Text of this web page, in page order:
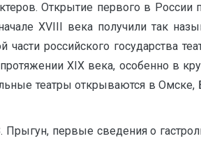
Открытие первого в России
XVIII века получили так
российского государства
XIX века, особенно в
театры открываются в Омске,
первые сведения о